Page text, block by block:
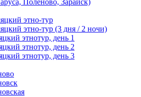
Поленово, Зарайск)
этно-тур
этно-тур (3 дня / 2 ночи)
этнотур, день 1
этнотур, день 2
этнотур, день 3